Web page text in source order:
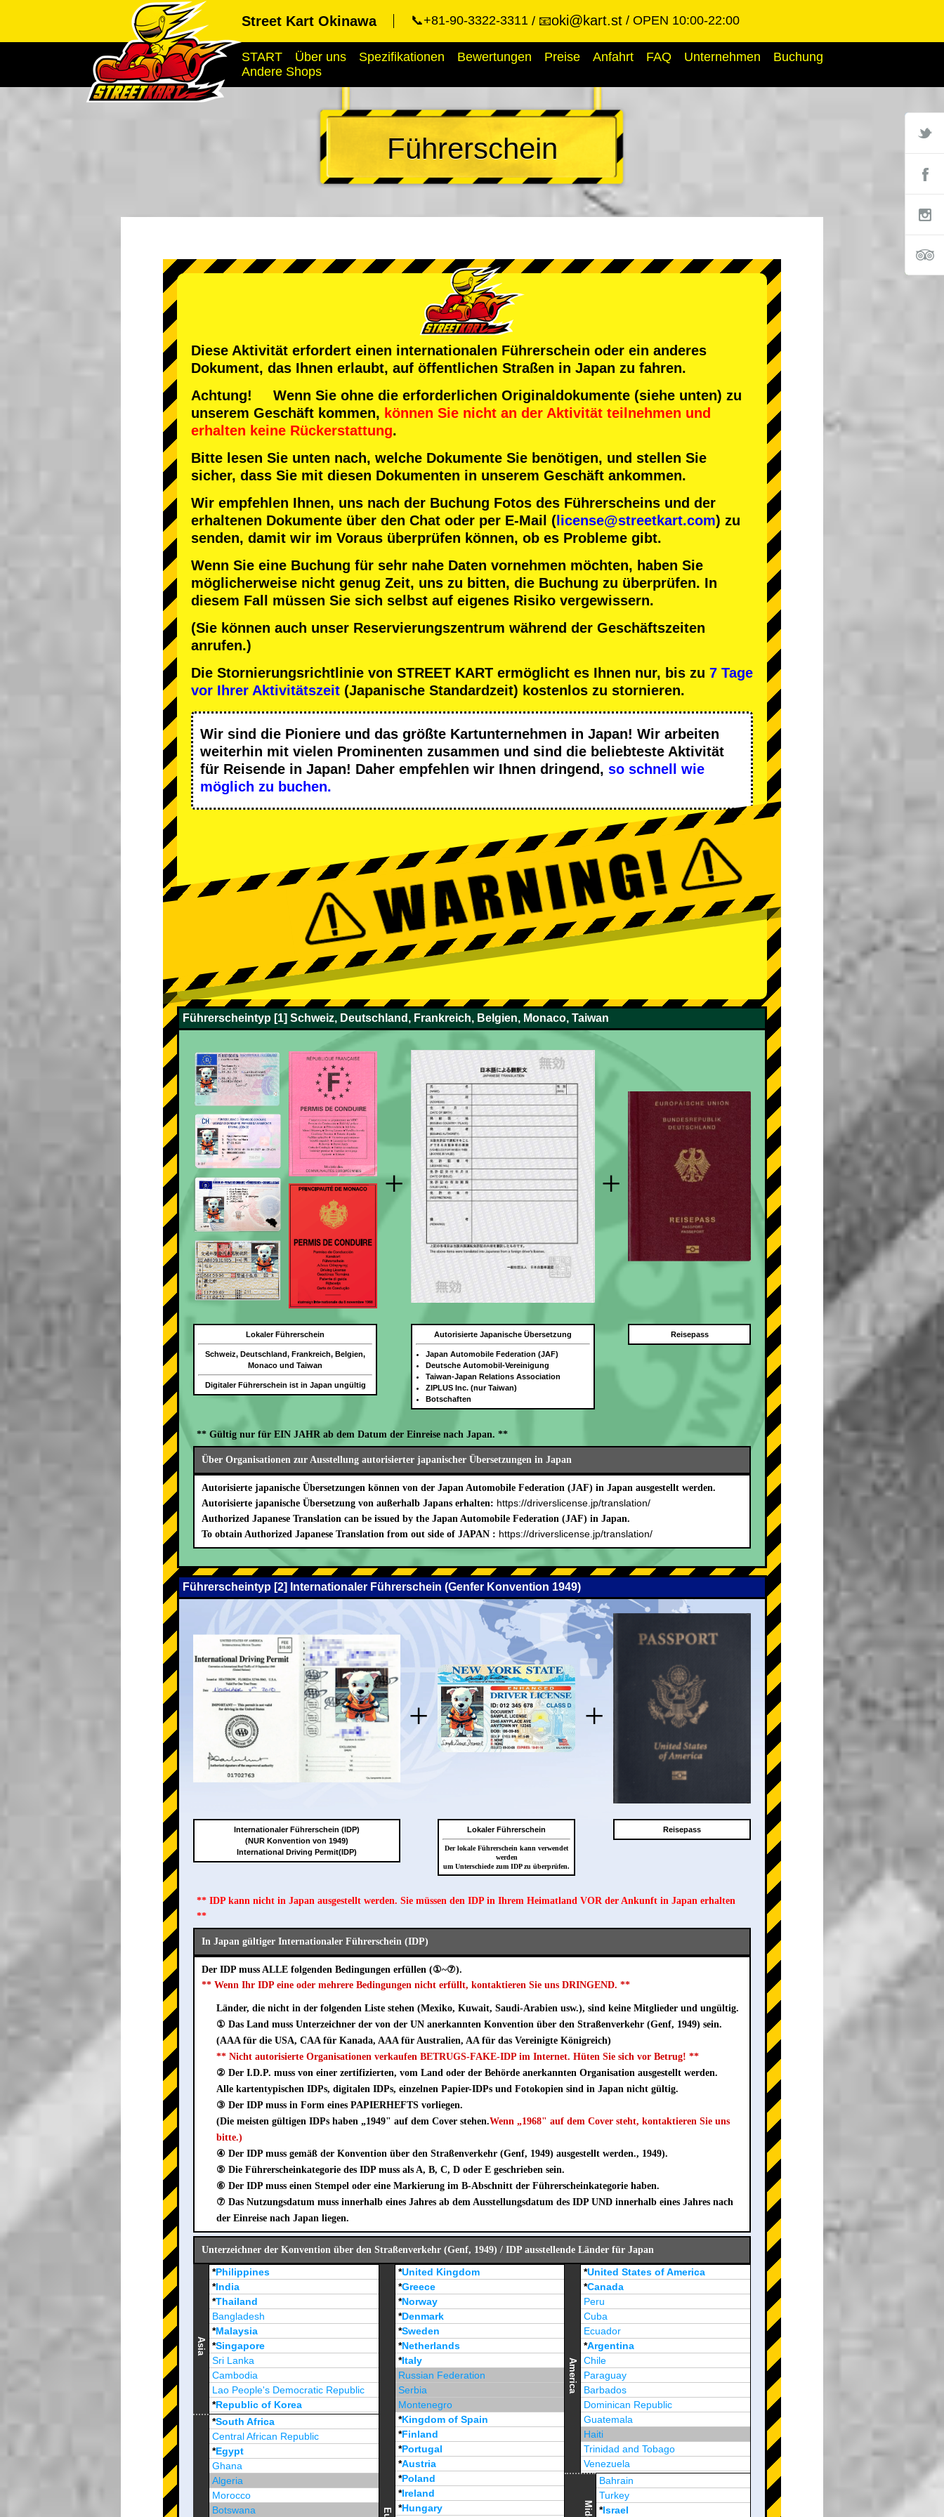
Street Kart Okinawa 📞+81-90-3322-3311 📧oki@kart.st OPEN 10:00-22:00
START Über uns Spezifikationen Bewertungen Preise Anfahrt FAQ Unternehmen
Buchung
Andere Shops
Führerschein
Diese Aktivität erfordert einen internationalen Führerschein oder ein anderes
Dokument, das Ihnen erlaubt, auf öffentlichen Straßen in Japan zu fahren.
Achtung! Wenn Sie ohne die erforderlichen Originaldokumente (siehe unten) zu
unserem Geschäft kommen, können Sie nicht an der Aktivität teilnehmen und
erhalten keine Rückerstattung.
Bitte lesen Sie unten nach, welche Dokumente Sie benötigen, und stellen Sie
sicher, dass Sie mit diesen Dokumenten in unserem Geschäft ankommen.
Wir empfehlen Ihnen, uns nach der Buchung Fotos des Führerscheins und der
erhaltenen Dokumente über den Chat oder per E-Mail ( license@streetkart.com) zu
senden, damit wir im Voraus überprüfen können, ob es Probleme gibt.
Wenn Sie eine Buchung für sehr nahe Daten vornehmen möchten, haben Sie
möglicherweise nicht genug Zeit, uns zu bitten, die Buchung zu überprüfen. In
diesem Fall müssen Sie sich selbst auf eigenes Risiko vergewissern.
(Sie können auch unser Reservierungszentrum während der Geschäftszeiten
anrufen.)
Die Stornierungsrichtlinie von STREET KART ermöglicht es Ihnen nur, bis zu 7 Tage
vor Ihrer Aktivitätszeit (Japanische Standardzeit) kostenlos zu stornieren.
Wir sind die Pioniere und das größte Kartunternehmen in Japan! Wir arbeiten
weiterhin mit vielen Prominenten zusammen und sind die beliebteste Aktivität
für Reisende in Japan! Daher empfehlen wir Ihnen dringend, so schnell wie
möglich zu buchen.
Führerscheintyp [1] Schweiz, Deutschland, Frankreich, Belgien, Monaco, Taiwan
+ +
Lokaler Führerschein
Schweiz, Deutschland, Frankreich, Belgien,
Monaco und Taiwan
Digitaler Führerschein ist in Japan ungültig
Autorisierte Japanische Übersetzung
Japan Automobile Federation (JAF)
Deutsche Automobil-Vereinigung
Taiwan-Japan Relations Association
ZIPLUS Inc. (nur Taiwan)
Botschaften
Reisepass
** Gültig nur für EIN JAHR ab dem Datum der Einreise nach Japan. **
Über Organisationen zur Ausstellung autorisierter japanischer Übersetzungen in Japan
Autorisierte japanische Übersetzungen können von der Japan Automobile Federation (JAF) in Japan ausgestellt werden.
Autorisierte japanische Übersetzung von außerhalb Japans erhalten: https://driverslicense.jp/translation/
Authorized Japanese Translation can be issued by the Japan Automobile Federation (JAF) in Japan.
To obtain Authorized Japanese Translation from out side of JAPAN : https://driverslicense.jp/translation/
Führerscheintyp [2] Internationaler Führerschein (Genfer Konvention 1949)
+ +
Internationaler Führerschein (IDP)
(NUR Konvention von 1949)
International Driving Permit(IDP)
Lokaler Führerschein
Der lokale Führerschein kann verwendet
werden
um Unterschiede zum IDP zu überprüfen.
Reisepass
** IDP kann nicht in Japan ausgestellt werden. Sie müssen den IDP in Ihrem Heimatland VOR der Ankunft in Japan erhalten
**
In Japan gültiger Internationaler Führerschein (IDP)
Der IDP muss ALLE folgenden Bedingungen erfüllen (①~⑦).
** Wenn Ihr IDP eine oder mehrere Bedingungen nicht erfüllt, kontaktieren Sie uns DRINGEND. **
Länder, die nicht in der folgenden Liste stehen (Mexiko, Kuwait, Saudi-Arabien usw.), sind keine Mitglieder und ungültig.
① Das Land muss Unterzeichner der von der UN anerkannten Konvention über den Straßenverkehr (Genf, 1949) sein.
(AAA für die USA, CAA für Kanada, AAA für Australien, AA für das Vereinigte Königreich)
** Nicht autorisierte Organisationen verkaufen BETRUGS-FAKE-IDP im Internet. Hüten Sie sich vor Betrug! **
② Der I.D.P. muss von einer zertifizierten, vom Land oder der Behörde anerkannten Organisation ausgestellt werden.
Alle kartentypischen IDPs, digitalen IDPs, einzelnen Papier-IDPs und Fotokopien sind in Japan nicht gültig.
③ Der IDP muss in Form eines PAPIERHEFTS vorliegen.
(Die meisten gültigen IDPs haben „1949" auf dem Cover stehen.Wenn „1968" auf dem Cover steht, kontaktieren Sie uns
bitte.)
④ Der IDP muss gemäß der Konvention über den Straßenverkehr (Genf, 1949) ausgestellt werden., 1949).
⑤ Die Führerscheinkategorie des IDP muss als A, B, C, D oder E geschrieben sein.
⑥ Der IDP muss einen Stempel oder eine Markierung im B-Abschnitt der Führerscheinkategorie haben.
⑦ Das Nutzungsdatum muss innerhalb eines Jahres ab dem Ausstellungsdatum des IDP UND innerhalb eines Jahres nach
der Einreise nach Japan liegen.
Unterzeichner der Konvention über den Straßenverkehr (Genf, 1949) / IDP ausstellende Länder für Japan
Asia
*Philippines
*India
*Thailand
Bangladesh
*Malaysia
*Singapore
Sri Lanka
Cambodia
Lao People's Democratic Republic
*Republic of Korea
Brunei Darussalam
*South Africa
Central African Republic
*Egypt
Ghana
Algeria
Morocco
Botswana
*United Kingdom
*Greece
*Norway
*Denmark
*Sweden
*Netherlands
*Italy
Russian Federation
Serbia
Montenegro
*Kingdom of Spain
*Finland
*Portugal
*Austria
*Poland
*Ireland
*Hungary
America
*United States of America
*Canada
Peru
Cuba
Ecuador
*Argentina
Chile
Paraguay
Barbados
Dominican Republic
Guatemala
Haiti
Trinidad and Tobago
Venezuela
Jamaica
Bahrain
Turkey
*Israel